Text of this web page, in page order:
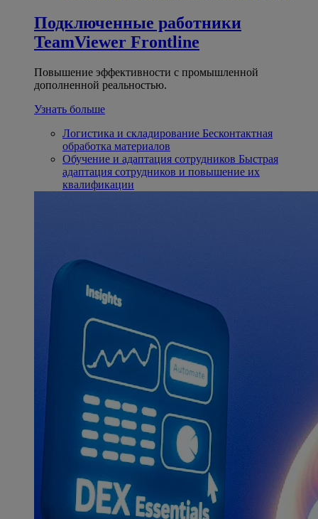
Подключенные работники
TeamViewer Frontline
Повышение эффективности с промышленной
дополненной реальностью.
Узнать больше
Логистика и складирование Бесконтактная
обработка материалов
Обучение и адаптация сотрудников Быстрая
адаптация сотрудников и повышение их
квалификации